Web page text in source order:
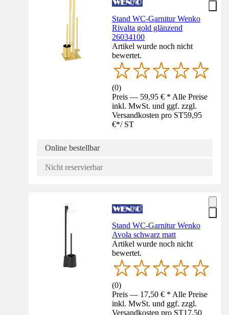
Stand WC-Garnitur Wenko
Rivalta gold glänzend
26034100
Artikel wurde noch nicht
bewertet.
(0)
Preis — 59,95 € * Alle Preise
inkl. MwSt. und ggf. zzgl.
Versandkosten pro ST59,95
€*/ ST
Online bestellbar
Nicht reservierbar
Stand WC-Garnitur Wenko
Avola schwarz matt
Artikel wurde noch nicht
bewertet.
(0)
Preis — 17,50 € * Alle Preise
inkl. MwSt. und ggf. zzgl.
Versandkosten pro ST17,50